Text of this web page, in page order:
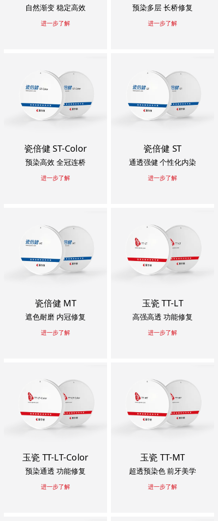
自然渐变 稳定高效
进一步了解
预染多层 长桥修复
进一步了解
瓷倍健 ST-Color
预染高效 全冠连桥
进一步了解
瓷倍健 ST
通透强健 个性化内染
进一步了解
瓷倍健 MT
遮色耐磨 内冠修复
进一步了解
玉瓷 TT-LT
高强高透 功能修复
进一步了解
玉瓷 TT-LT-Color
预染通透 功能修复
进一步了解
玉瓷 TT-MT
超透预染色 前牙美学
进一步了解